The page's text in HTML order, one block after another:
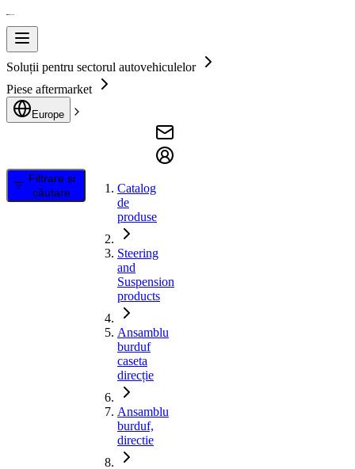
Soluții pentru sectorul autovehiculelor
Piese aftermarket
Europe
Filtrare și
căutare
Catalog
de
produse
Steering
and
Suspension
products
Ansamblu
burduf
caseta
direcție
Ansamblu
burduf,
directie